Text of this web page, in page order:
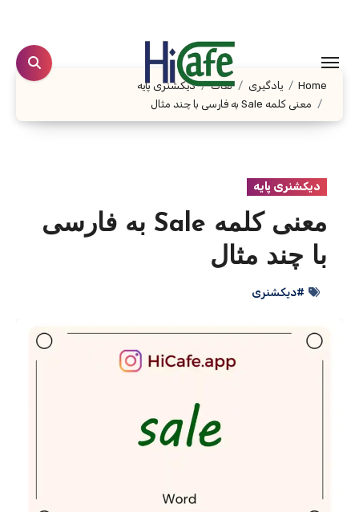
content
Home یادگیری لغات
دیکشنری پایه
معنی کلمه Sale به فارسی با چند مثال
دیکشنری پایه
معنی کلمه Sale به فارسی
با چند مثال
#دیکشنری